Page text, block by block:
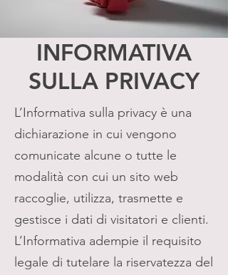
INFORMATIVA
SULLA PRIVACY
L’Informativa sulla privacy è una
dichiarazione in cui vengono
comunicate alcune o tutte le
modalità con cui un sito web
raccoglie, utilizza, trasmette e
gestisce i dati di visitatori e clienti.
L’Informativa adempie il requisito
legale di tutelare la riservatezza del